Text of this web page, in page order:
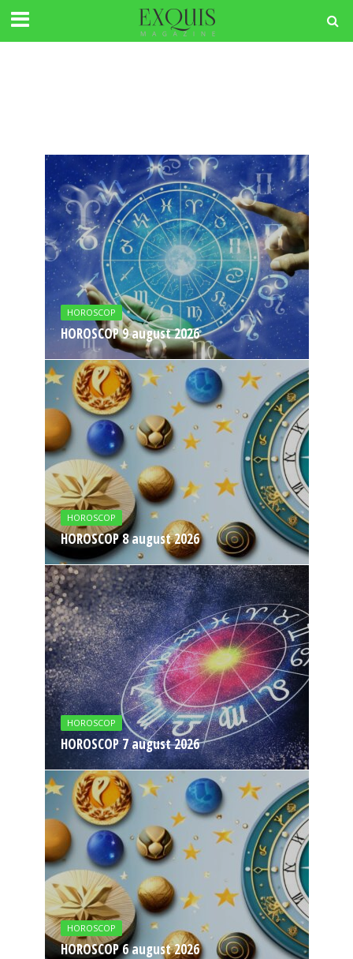
HOROSCOP
HOROSCOP 9 august 2026
HOROSCOP
HOROSCOP 8 august 2026
HOROSCOP
HOROSCOP 7 august 2026
HOROSCOP
HOROSCOP 6 august 2026